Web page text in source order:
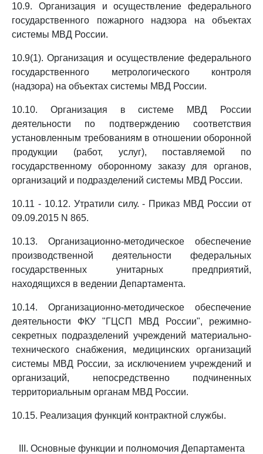
10.9. Организация и осуществление федерального
государственного пожарного надзора на объектах
системы МВД России.
10.9(1). Организация и осуществление федерального
государственного метрологического контроля
(надзора) на объектах системы МВД России.
10.10. Организация в системе МВД России
деятельности по подтверждению соответствия
установленным требованиям в отношении оборонной
продукции (работ, услуг), поставляемой по
государственному оборонному заказу для органов,
организаций и подразделений системы МВД России.
10.11 - 10.12. Утратили силу. - Приказ МВД России от
09.09.2015 N 865.
10.13. Организационно-методическое обеспечение
производственной деятельности федеральных
государственных унитарных предприятий,
находящихся в ведении Департамента.
10.14. Организационно-методическое обеспечение
деятельности ФКУ "ГЦСП МВД России", режимно-
секретных подразделений учреждений материально-
технического снабжения, медицинских организаций
системы МВД России, за исключением учреждений и
организаций, непосредственно подчиненных
территориальным органам МВД России.
10.15. Реализация функций контрактной службы.
III. Основные функции и полномочия Департамента